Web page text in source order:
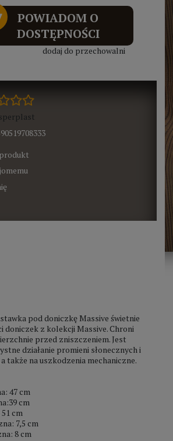
POWIADOM O
DOSTĘPNOŚCI
dodaj do przechowalni
pod doniczkę Massive świetnie
doniczek z kolekcji Massive. Chroni
przed zniszczeniem. Jest
działanie promieni słonecznych i
także na uszkodzenia mechaniczne.
47 cm
cm
cm
7,5 cm
8 cm